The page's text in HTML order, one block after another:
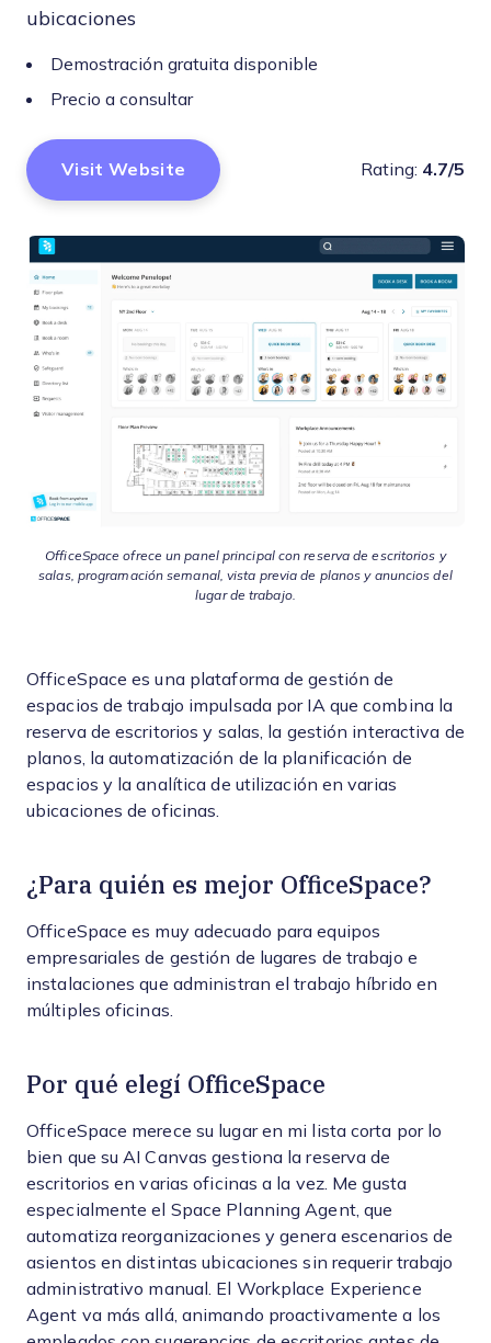
ubicaciones
Demostración gratuita disponible
Precio a consultar
Visit Website Rating: 4.7/5
OfficeSpace ofrece un panel principal con reserva de escritorios y
salas, programación semanal, vista previa de planos y anuncios del
lugar de trabajo.
OfficeSpace es una plataforma de gestión de
espacios de trabajo impulsada por IA que combina la
reserva de escritorios y salas, la gestión interactiva de
planos, la automatización de la planificación de
espacios y la analítica de utilización en varias
ubicaciones de oficinas.
¿Para quién es mejor OfficeSpace?
OfficeSpace es muy adecuado para equipos
empresariales de gestión de lugares de trabajo e
instalaciones que administran el trabajo híbrido en
múltiples oficinas.
Por qué elegí OfficeSpace
OfficeSpace merece su lugar en mi lista corta por lo
bien que su AI Canvas gestiona la reserva de
escritorios en varias oficinas a la vez. Me gusta
especialmente el Space Planning Agent, que
automatiza reorganizaciones y genera escenarios de
asientos en distintas ubicaciones sin requerir trabajo
administrativo manual. El Workplace Experience
Agent va más allá, animando proactivamente a los